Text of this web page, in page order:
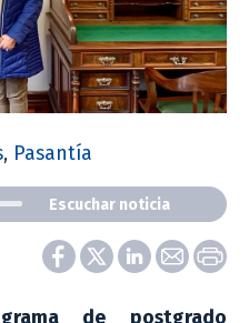
, Pasantía
Escuchar noticia
de postgrado